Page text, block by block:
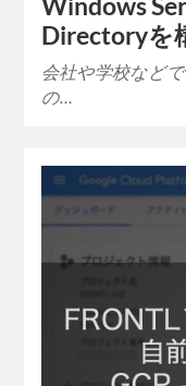
Windows
Directoryを
会社や学校など
の…